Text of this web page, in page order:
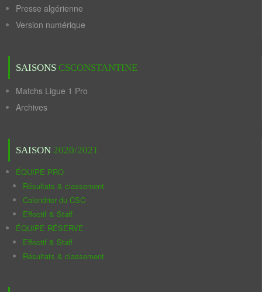
Presse algérienne
Version numérique
SAISONS CSCONSTANTINE
Matchs Ligue 1 Pro
Archives
SAISON 2020/2021
ÉQUIPE PRO
Résultats & classement
Calendrier du CSC
Effectif & Staff
ÉQUIPE RÉSERVE
Effectif & Staff
Résultats & classement